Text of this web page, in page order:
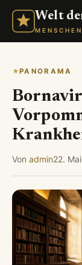
Welt
PANORAMA
Von admin22.